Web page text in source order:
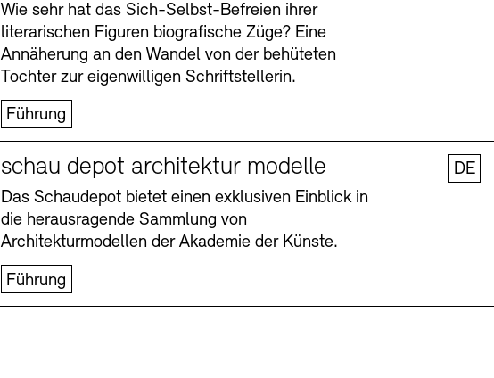
Wie sehr hat das Sich-Selbst-Befreien ihrer
literarischen Figuren biografische Züge? Eine
Annäherung an den Wandel von der behüteten
Tochter zur eigenwilligen Schriftstellerin.
Führung
schau depot architektur modelle
Das Schaudepot bietet einen exklusiven Einblick in
die herausragende Sammlung von
Architekturmodellen der Akademie der Künste.
Führung
DE